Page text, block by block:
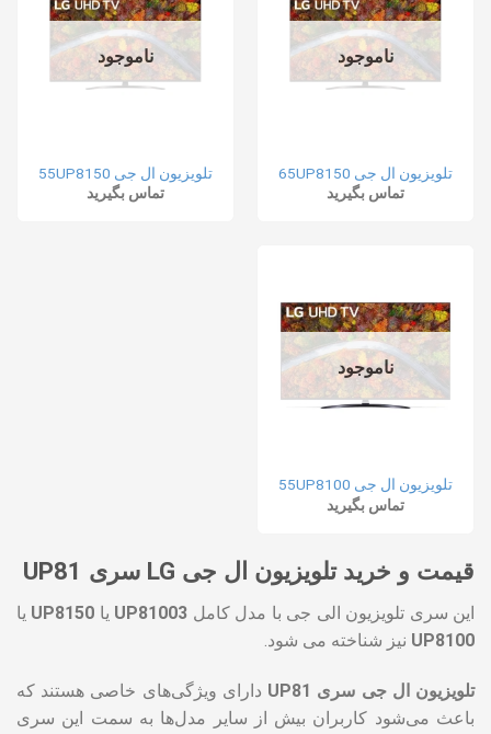
ناموجود
تلویزیون ال جی 65UP8150
تماس بگیرید
ناموجود
تلویزیون ال جی 55UP8150
تماس بگیرید
ناموجود
تلویزیون ال جی 55UP8100
تماس بگیرید
قیمت و خرید تلویزیون ال جی LG سری UP81
این سری تلویزیون الی جی با مدل کامل UP81003 یا UP8150 یا
UP8100 نیز شناخته می شود.
تلویزیون ال جی سری UP81
دارای ویژگی‌های خاصی هستند که
باعث می‌شود کاربران بیش از سایر مدل‌ها به سمت این سری